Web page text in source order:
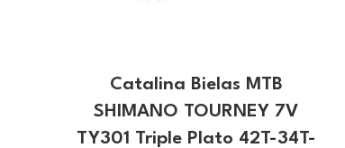
Catalina Bielas MTB
SHIMANO TOURNEY 7V
TY301 Triple Plato 42T-34T-